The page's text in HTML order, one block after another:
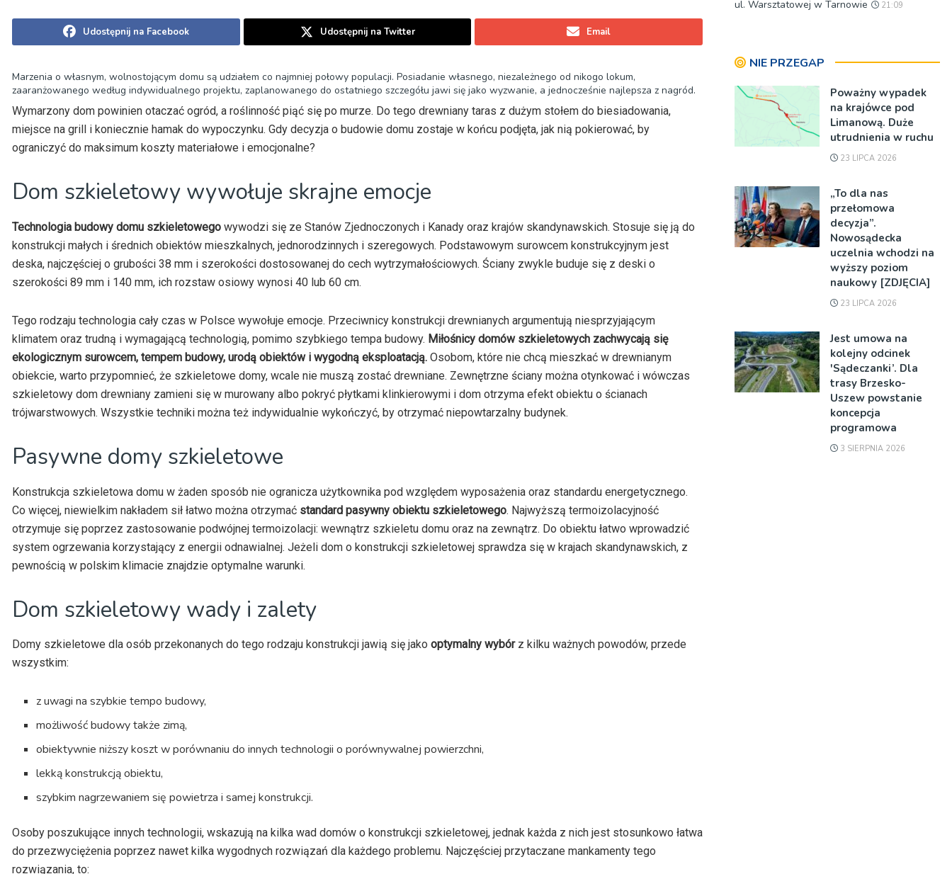
Udostępnij na Facebook Udostępnij na Twitter Email
Marzenia o własnym, wolnostojącym domu są udziałem co najmniej połowy populacji. Posiadanie własnego, niezależnego od nikogo lokum,
zaaranżowanego według indywidualnego projektu, zaplanowanego do ostatniego szczegółu jawi się jako wyzwanie, a jednocześnie najlepsza z nagród.
Wymarzony dom powinien otaczać ogród, a roślinność piąć się po murze. Do tego drewniany taras z dużym stołem do biesiadowania,
miejsce na grill i koniecznie hamak do wypoczynku. Gdy decyzja o budowie domu zostaje w końcu podjęta, jak nią pokierować, by
ograniczyć do maksimum koszty materiałowe i emocjonalne?
Dom szkieletowy wywołuje skrajne emocje
Technologia budowy domu szkieletowego wywodzi się ze Stanów Zjednoczonych i Kanady oraz krajów skandynawskich. Stosuje się ją do
konstrukcji małych i średnich obiektów mieszkalnych, jednorodzinnych i szeregowych. Podstawowym surowcem konstrukcyjnym jest
deska, najczęściej o grubości 38 mm i szerokości dostosowanej do cech wytrzymałościowych. Ściany zwykle buduje się z deski o
szerokości 89 mm i 140 mm, ich rozstaw osiowy wynosi 40 lub 60 cm.
Tego rodzaju technologia cały czas w Polsce wywołuje emocje. Przeciwnicy konstrukcji drewnianych argumentują niesprzyjającym
klimatem oraz trudną i wymagającą technologią, pomimo szybkiego tempa budowy. Miłośnicy domów szkieletowych zachwycają się
ekologicznym surowcem, tempem budowy, urodą obiektów i wygodną eksploatacją. Osobom, które nie chcą mieszkać w drewnianym
obiekcie, warto przypomnieć, że szkieletowe domy, wcale nie muszą zostać drewniane. Zewnętrzne ściany można otynkować i wówczas
szkieletowy dom drewniany zamieni się w murowany albo pokryć płytkami klinkierowymi i dom otrzyma efekt obiektu o ścianach
trójwarstwowych. Wszystkie techniki można też indywidualnie wykończyć, by otrzymać niepowtarzalny budynek.
Pasywne domy szkieletowe
Konstrukcja szkieletowa domu w żaden sposób nie ogranicza użytkownika pod względem wyposażenia oraz standardu energetycznego.
Co więcej, niewielkim nakładem sił łatwo można otrzymać standard pasywny obiektu szkieletowego. Najwyższą termoizolacyjność
otrzymuje się poprzez zastosowanie podwójnej termoizolacji: wewnątrz szkieletu domu oraz na zewnątrz. Do obiektu łatwo wprowadzić
system ogrzewania korzystający z energii odnawialnej. Jeżeli dom o konstrukcji szkieletowej sprawdza się w krajach skandynawskich, z
pewnością w polskim klimacie znajdzie optymalne warunki.
Dom szkieletowy wady i zalety
Domy szkieletowe dla osób przekonanych do tego rodzaju konstrukcji jawią się jako optymalny wybórz kilku ważnych powodów, przede
wszystkim:
z uwagi na szybkie tempo budowy,
możliwość budowy także zimą,
obiektywnie niższy koszt w porównaniu do innych technologii o porównywalnej powierzchni,
lekką konstrukcją obiektu,
szybkim nagrzewaniem się powietrza i samej konstrukcji.
Osoby poszukujące innych technologii, wskazują na kilka wad domów o konstrukcji szkieletowej, jednak każda z nich jest stosunkowo łatwa
do przezwyciężenia poprzez nawet kilka wygodnych rozwiązań dla każdego problemu. Najczęściej przytaczane mankamenty tego
rozwiązania, to:
ul. Warsztatowej w Tarnowie
21:09
NIE PRZEGAP
Poważny wypadek
na krajówce pod
Limanową. Duże
utrudnienia w ruchu
23 LIPCA 2026
„To dla nas
przełomowa
decyzja”.
Nowosądecka
uczelnia wchodzi na
wyższy poziom
naukowy [ZDJĘCIA]
23 LIPCA 2026
Jest umowa na
kolejny odcinek
'Sądeczanki’. Dla
trasy Brzesko-
Uszew powstanie
koncepcja
programowa
3 SIERPNIA 2026